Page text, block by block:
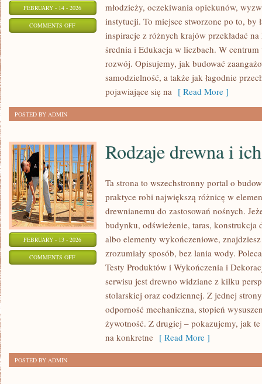
FEBRUARY - 14 - 2026
COMMENTS OFFON
młodzieży, oczekiwania opiekunów,
instytucji. To miejsce stworzone po to, by
inspiracje z różnych krajów przekładać
średnia i Edukacja w liczbach. W
rozwój. Opisujemy, jak budować
samodzielność, a także jak łagodnie
pojawiające się na [ Read More ]
POSTED BY ADMIN
FEBRUARY - 13 - 2026
COMMENTS OFFON
ZASTOSOWANIE
Rodzaje drewna i
Ta strona to wszechstronny portal o
praktyce robi największą różnicę w
drewnianemu do zastosowań nośnych.
budynku, odświeżenie, taras, konstrukcja
albo elementy wykończeniowe,
zrozumiały sposób, bez lania wody.
Testy Produktów i Wykończenia i
serwisu jest drewno widziane z kilku
stolarskiej oraz codziennej. Z jednej
odporność mechaniczna, stopień
żywotność. Z drugiej – pokazujemy, jak
na konkretne [ Read More ]
POSTED BY ADMIN